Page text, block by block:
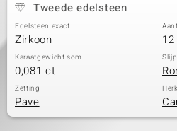
Tweede edelsteen
Edelsteen exact
Zirkoon
Karaatgewicht som
0,081 ct
Zetting
Pave